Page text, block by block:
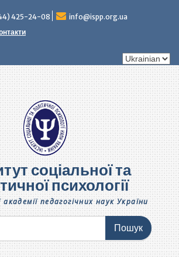
425-24-08
info@ispp.org.ua
Вибрати
соціальної та
психології
академії педагогічних наук України